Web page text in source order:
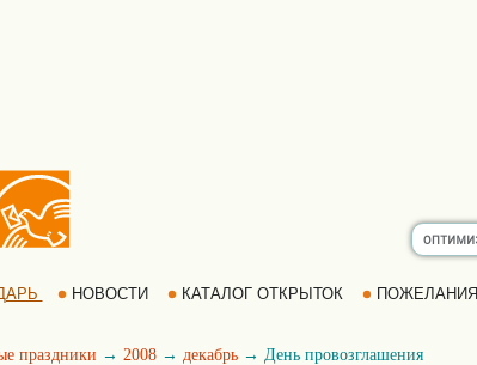
НОВОСТИ КАТАЛОГ ОТКРЫТОК ПОЖЕЛАНИЯ
праздники → 2008 → декабрь → День провозглашения